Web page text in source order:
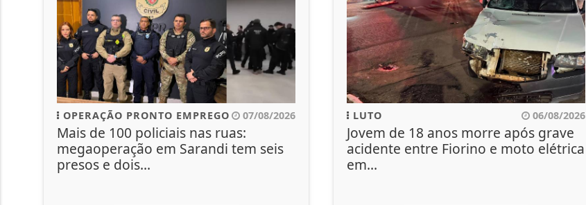
OPERAÇÃO PRONTO EMPREGO 07/08/2026
Mais de 100 policiais nas ruas:
megaoperação em Sarandi tem seis
presos e dois...
LUTO 06/08/2026
Jovem de 18 anos morre após grave
acidente entre Fiorino e moto elétrica
em...